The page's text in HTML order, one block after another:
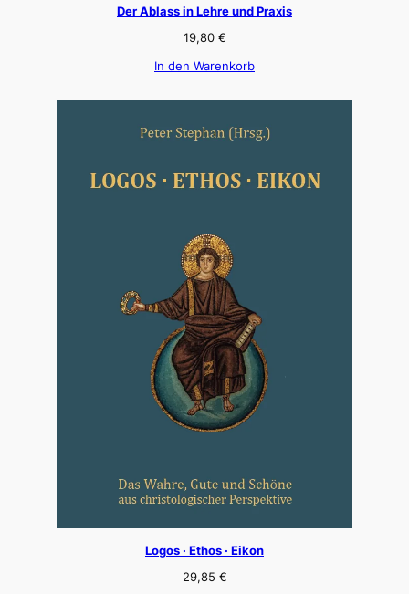
Der Ablass in Lehre und Praxis
19,80 €
In den Warenkorb
Logos · Ethos · Eikon
29,85 €